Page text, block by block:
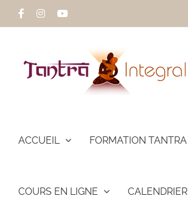
Passer
FacebookInstagram
ACCUEIL FORMATION TANTRA
COURS EN LIGNE CALENDRIER